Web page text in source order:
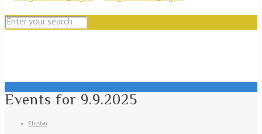
Events for 9.9.2025
Etusivu